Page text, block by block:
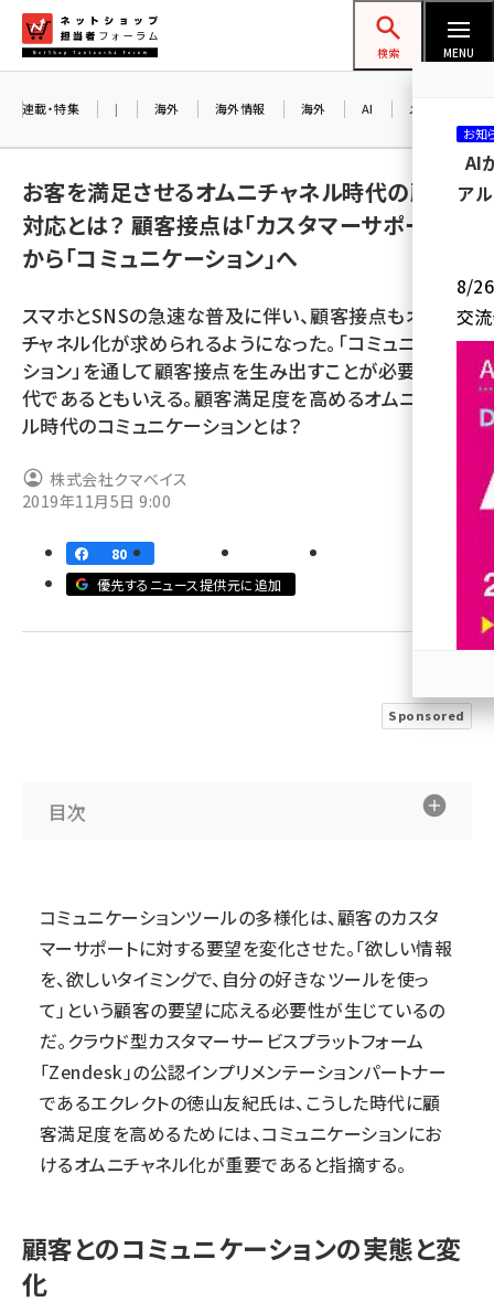
ン
ネットショップ担当者フォーラム
検索 MENU
amazon (2259)
楽天 (1874)
ecbeing (1211)
アスクル (1122)
ビィ・フォアード (778)
連載・特集 | 海外 海外情報 海外 AI メタバース
お客を満足させるオムニチャネル時代の顧客
対応とは？ 顧客接点は「カスタマーサポート」
から「コミュニケーション」へ
スマホとSNSの急速な普及に伴い、顧客接点もオムニ
チャネル化が求められるようになった。「コミュニケー
ション」を通して顧客接点を生み出すことが必要な時
代であるともいえる。顧客満足度を高めるオムニチャネ
ル時代のコミュニケーションとは？
株式会社クマベイス
2019年11月5日 9:00
80
優先するニュース提供元に追加
Sponsored
目次
コミュニケーションツールの多様化は、顧客のカスタ
マーサポートに対する要望を変化させた。「欲しい情報
を、欲しいタイミングで、自分の好きなツールを使っ
て」という顧客の要望に応える必要性が生じているの
だ。クラウド型カスタマーサービスプラットフォーム
「Zendesk」の公認インプリメンテーションパートナー
であるエクレクトの徳山友紀氏は、こうした時代に顧
客満足度を高めるためには、コミュニケーションにお
けるオムニチャネル化が重要であると指摘する。
顧客とのコミュニケーションの実態と変
化
お知
AI
ア
8/26
交
参